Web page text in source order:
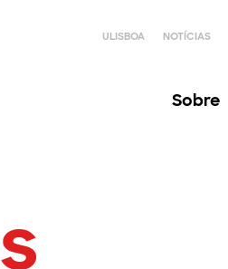
ULISBOA NOTÍCIAS
Sobre